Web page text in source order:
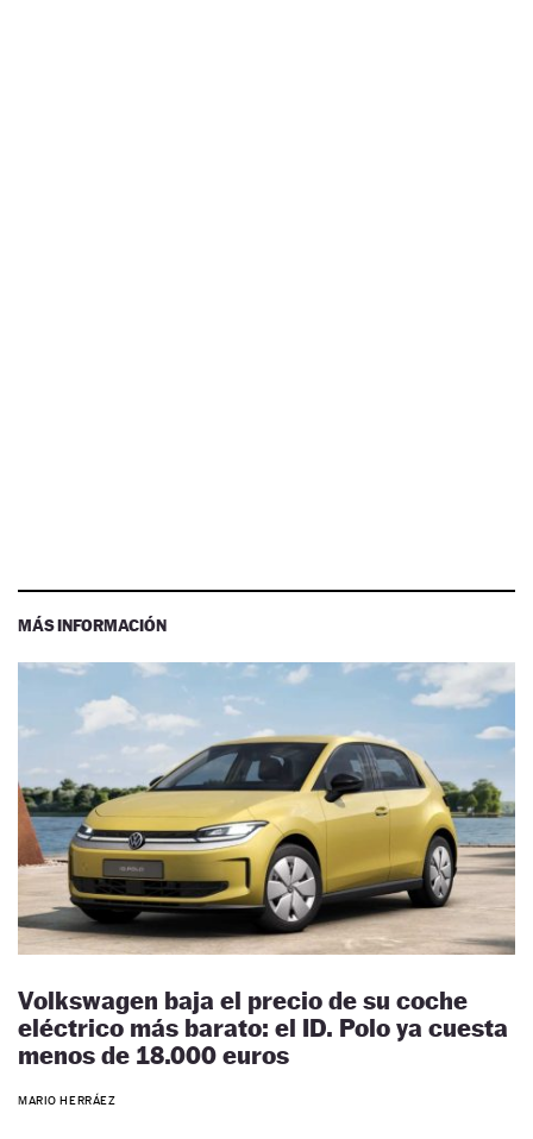
MÁS INFORMACIÓN
Volkswagen baja el precio de su coche
eléctrico más barato: el ID. Polo ya cuesta
menos de 18.000 euros
MARIO HERRÁEZ